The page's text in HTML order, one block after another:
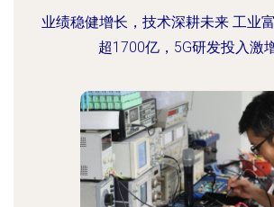
业绩稳健增长，技术深耕未来 工业
超1700亿，5G研发投入激